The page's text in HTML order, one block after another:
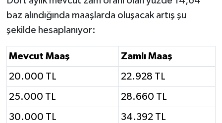
baz alındığında maaşlarda oluşacak artış şu
şekilde hesaplanıyor:
Mevcut Maaş Zamlı Maaş
20.000 TL 22.928 TL
25.000 TL 28.660 TL
30.000 TL 34.392 TL